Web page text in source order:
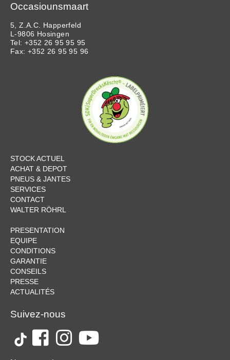
Occasiounsmaart
5, Z.A.C. Happerfeld
L-9806 Hosingen
Tel: +352 26 95 95 95
Fax: +352 26 95 95 96
STOCK ACTUEL
ACHAT & DEPOT
PNEUS & JANTES
SERVICES
CONTACT
WALTER RÖHRL
PRESENTATION
EQUIPE
CONDITIONS
GARANTIE
CONSEILS
PRESSE
ACTUALITÉS
Suivez-nous